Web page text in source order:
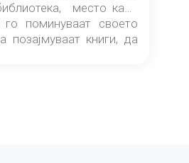
место каде
поминуваат своето
позајмуваат книги, да